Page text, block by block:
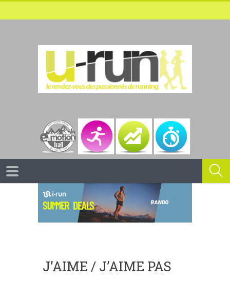
J’AIME / J’AIME PAS